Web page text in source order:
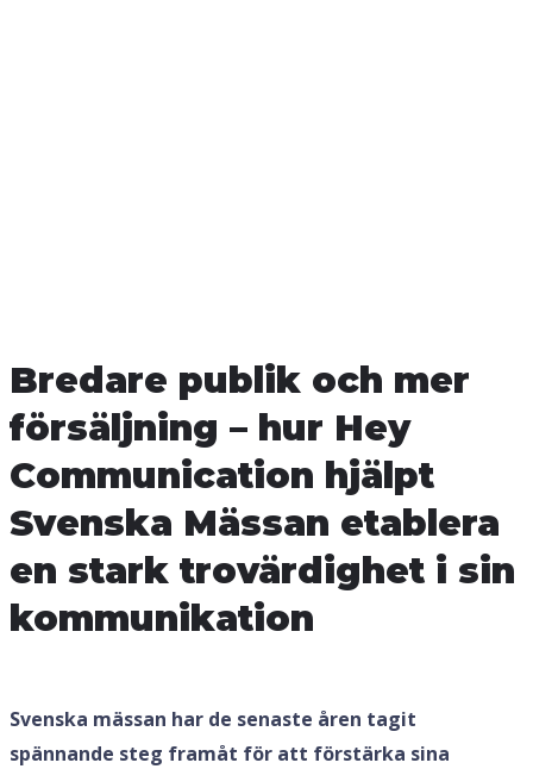
Bredare publik och mer
försäljning – hur Hey
Communication hjälpt
Svenska Mässan etablera
en stark trovärdighet i sin
kommunikation
Svenska mässan har de senaste åren tagit
spännande steg framåt för att förstärka sina